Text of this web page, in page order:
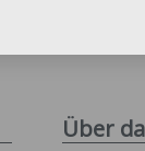
Über